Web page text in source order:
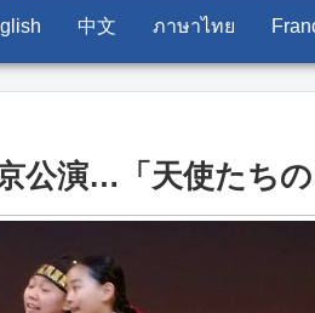
中文 ภาษาไทย
公演…「天使たち